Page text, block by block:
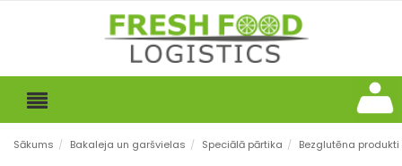
Sākums / Bakaleja un garšvielas / Speciālā pārtika / Bezglutēna produkti